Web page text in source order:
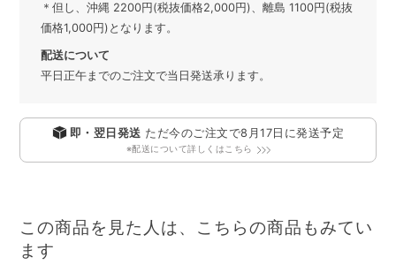
＊但し、沖縄 2200円(税抜価格2,000円)、離島 1100円(税抜
価格1,000円)となります。
配送について
平日正午までのご注文で当日発送承ります。
即・翌日発送 ただ今のご注文で8月17日 に発送予定
※配送について詳しくはこちら
この商品を見た人は、こちらの商品もみてい
ます